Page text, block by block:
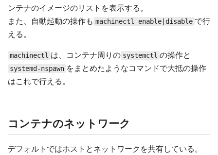
ンテナのイメージのリストを表示する。
また、自動起動の操作も machinectl enable|disable で行
える。
machinectl は、コンテナ周りの systemctl の操作と
systemd-nspawn をまとめたようなコマンドで大抵の操作
はこれで行える。
コンテナのネットワーク
デフォルトではホストとネットワークを共有している。